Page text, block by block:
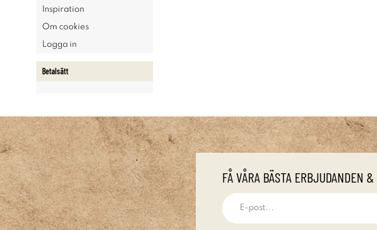
Inspiration
Om cookies
Logga in
Betalsätt
FÅ VÅRA BÄSTA ERBJUDANDEN